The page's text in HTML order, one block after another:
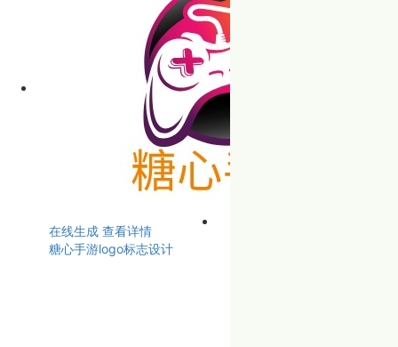
在线生成 查看详情
糖心手游logo标志设计